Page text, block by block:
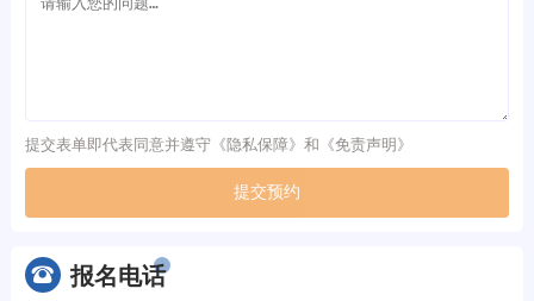
提交表单即代表同意并遵守《隐私保障》和《免责声明》
提交预约
报名电话